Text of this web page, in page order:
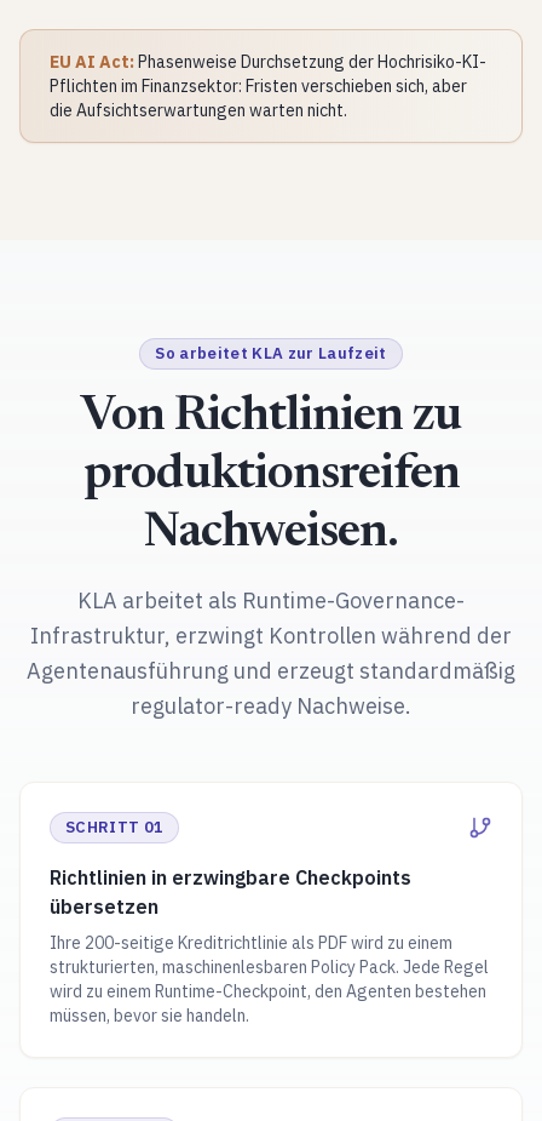
EU AI Act: Phasenweise Durchsetzung der Hochrisiko-KI-
Pflichten im Finanzsektor: Fristen verschieben sich, aber
die Aufsichtserwartungen warten nicht.
So arbeitet KLA zur Laufzeit
Von Richtlinien zu
produktionsreifen
Nachweisen.
KLA arbeitet als Runtime-Governance-
Infrastruktur, erzwingt Kontrollen während der
Agentenausführung und erzeugt standardmäßig
regulator-ready Nachweise.
SCHRITT 01
Richtlinien in erzwingbare Checkpoints
übersetzen
Ihre 200-seitige Kreditrichtlinie als PDF wird zu einem
strukturierten, maschinenlesbaren Policy Pack. Jede Regel
wird zu einem Runtime-Checkpoint, den Agenten bestehen
müssen, bevor sie handeln.